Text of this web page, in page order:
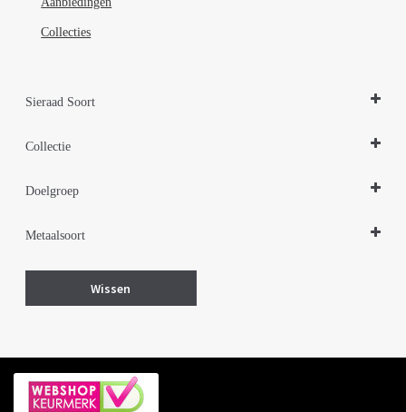
Collecties
Sieraad Soort
Collectie
Doelgroep
Metaalsoort
Wissen